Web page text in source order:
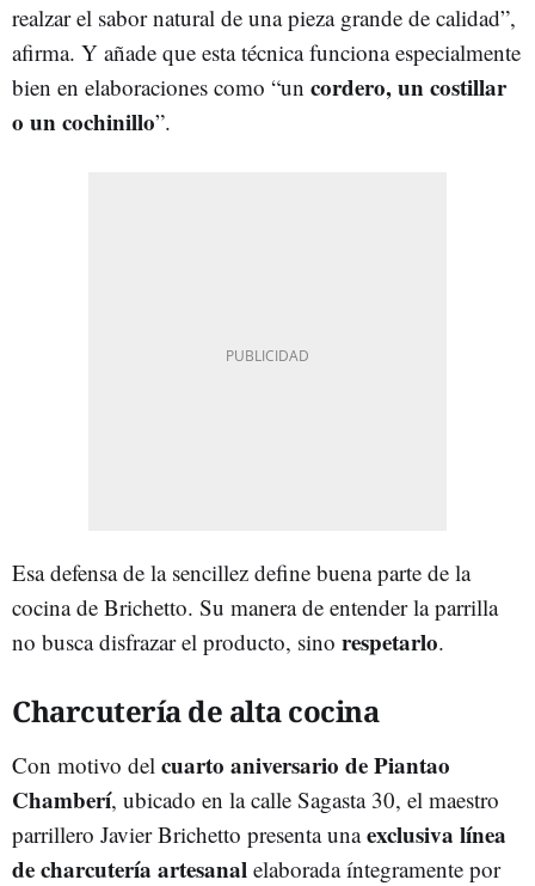
realzar el sabor natural de una pieza grande de calidad”,
afirma. Y añade que esta técnica funciona especialmente
bien en elaboraciones como “un cordero, un costillar
o un cochinillo”.
Esa defensa de la sencillez define buena parte de la
cocina de Brichetto. Su manera de entender la parrilla
no busca disfrazar el producto, sino respetarlo.
Charcutería de alta cocina
Con motivo del cuarto aniversario de Piantao
Chamberí, ubicado en la calle Sagasta 30, el maestro
parrillero Javier Brichetto presenta unaexclusiva línea
de charcutería artesanal elaborada íntegramente por